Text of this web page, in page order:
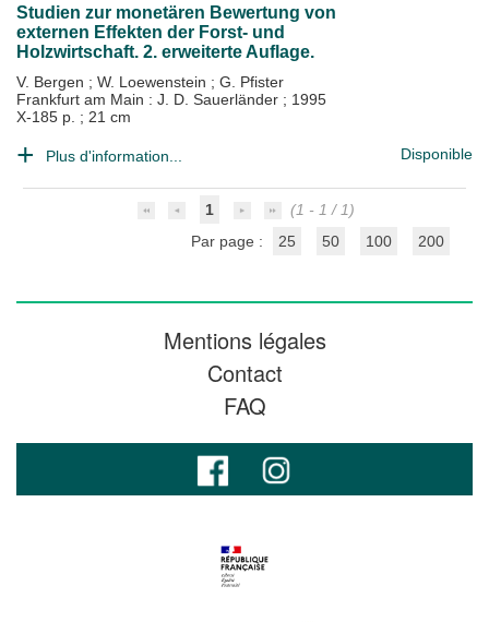
Studien zur monetären Bewertung von
externen Effekten der Forst- und
Holzwirtschaft. 2. erweiterte Auflage.
V. Bergen ; W. Loewenstein ; G. Pfister
Frankfurt am Main : J. D. Sauerländer ; 1995
X-185 p. ; 21 cm
Plus d'information... Disponible
1
(1 - 1 / 1)
Par page :
25 50 100 200
Mentions légales
Contact
FAQ